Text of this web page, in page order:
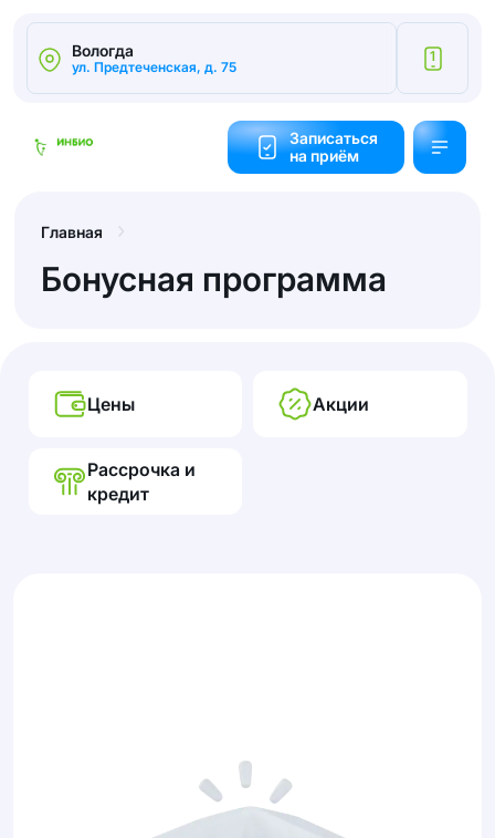
Вологда
ул. Предтеченская, д. 75
1
Записаться
на приём
Главная
Бонусная программа
Цены Акции
Рассрочка и
кредит
cтоимости